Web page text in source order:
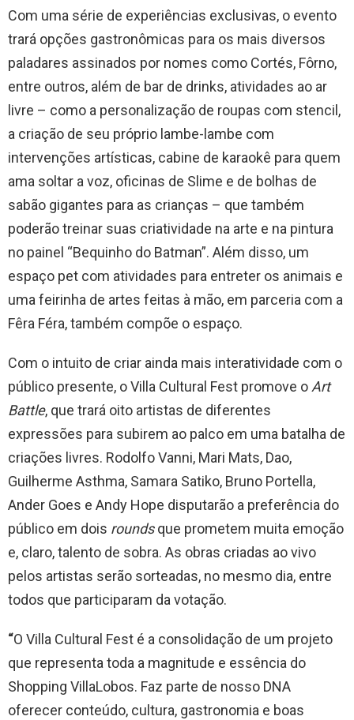
Com uma série de experiências exclusivas, o evento
trará opções gastronômicas para os mais diversos
paladares assinados por nomes como Cortés, Fôrno,
entre outros, além de bar de drinks, atividades ao ar
livre – como a personalização de roupas com stencil,
a criação de seu próprio lambe-lambe com
intervenções artísticas, cabine de karaokê para quem
ama soltar a voz, oficinas de Slime e de bolhas de
sabão gigantes para as crianças – que também
poderão treinar suas criatividade na arte e na pintura
no painel “Bequinho do Batman”. Além disso, um
espaço pet com atividades para entreter os animais e
uma feirinha de artes feitas à mão, em parceria com a
Fêra Féra, também compõe o espaço.
Com o intuito de criar ainda mais interatividade com o
público presente, o Villa Cultural Fest promove oArt
Battle, que trará oito artistas de diferentes
expressões para subirem ao palco em uma batalha de
criações livres. Rodolfo Vanni, Mari Mats, Dao,
Guilherme Asthma, Samara Satiko, Bruno Portella,
Ander Goes e Andy Hope disputarão a preferência do
público em dois roundsque prometem muita emoção
e, claro, talento de sobra. As obras criadas ao vivo
pelos artistas serão sorteadas, no mesmo dia, entre
todos que participaram da votação.
“O Villa Cultural Fest é a consolidação de um projeto
que representa toda a magnitude e essência do
Shopping VillaLobos. Faz parte de nosso DNA
oferecer conteúdo, cultura, gastronomia e boas